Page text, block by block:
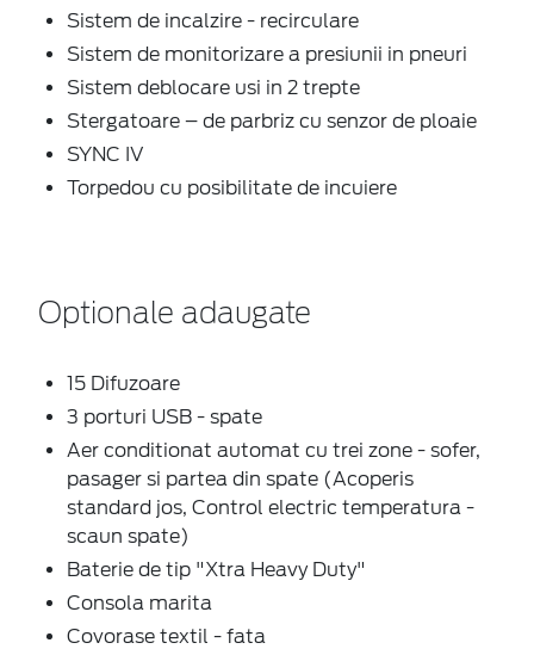
Sistem de incalzire - recirculare
Sistem de monitorizare a presiunii in pneuri
Sistem deblocare usi in 2 trepte
Stergatoare – de parbriz cu senzor de ploaie
SYNC IV
Torpedou cu posibilitate de incuiere
Optionale adaugate
15 Difuzoare
3 porturi USB - spate
Aer conditionat automat cu trei zone - sofer,
pasager si partea din spate (Acoperis
standard jos, Control electric temperatura -
scaun spate)
Baterie de tip "Xtra Heavy Duty"
Consola marita
Covorase textil - fata